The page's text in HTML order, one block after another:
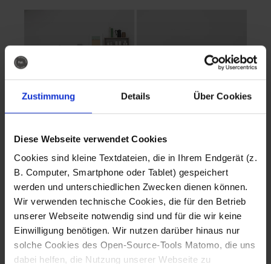
Zustimmung Details Über Cookies
Diese Webseite verwendet Cookies
Cookies sind kleine Textdateien, die in Ihrem Endgerät (z.
B. Computer, Smartphone oder Tablet) gespeichert
werden und unterschiedlichen Zwecken dienen können.
Wir verwenden technische Cookies, die für den Betrieb
unserer Webseite notwendig sind und für die wir keine
Einwilligung benötigen. Wir nutzen darüber hinaus nur
solche Cookies des Open-Source-Tools Matomo, die uns
dabei helfen, die Nutzung unserer Webseite zu
Fotografo: Lorenz
Sternbach
Download
Fotografo: Lorenz
Sternbach
Download